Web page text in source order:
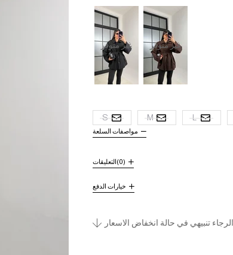
غير متوفر غير متوفر
S M L
مواصفات السلعة
التعليقات(0)
خيارات الدفع
الرجاء تنبيهي في حالة انخفاض الاسعار